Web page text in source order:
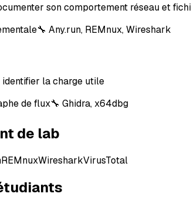
son comportement réseau et
🔧 Any.run, REMnux, Wireshark
la charge utile
de flux🔧 Ghidra, x64dbg
de lab
REMnuxWiresharkVirusTotal